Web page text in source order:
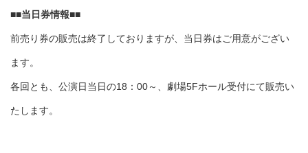
■■当日券情報■■
前売り券の販売は終了しておりますが、当日券はご用意がござい
ます。
各回とも、公演日当日の18：00～、劇場5Fホール受付にて販売い
たします。